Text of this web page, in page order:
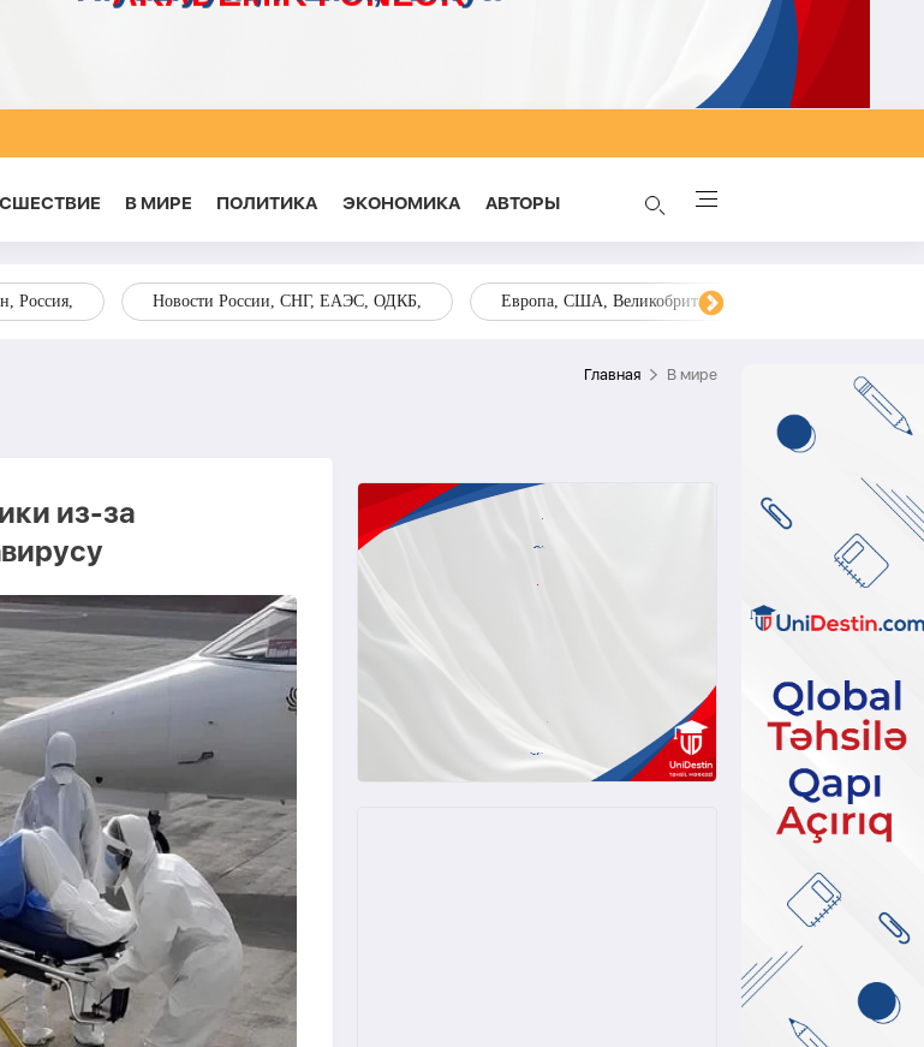
В МИРЕ ПОЛИТИКА ЭКОНОМИКА AВТОРЫ
Россия, Новости России, СНГ, ЕАЭС, ОДКБ, Европа, США, Великобритания, Украина, Запад,
Главная В мире
из-за